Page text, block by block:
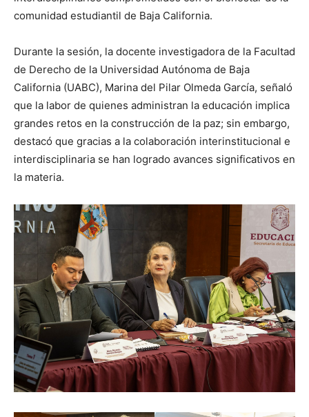
comunidad estudiantil de Baja California.
Durante la sesión, la docente investigadora de la Facultad
de Derecho de la Universidad Autónoma de Baja
California (UABC), Marina del Pilar Olmeda García, señaló
que la labor de quienes administran la educación implica
grandes retos en la construcción de la paz; sin embargo,
destacó que gracias a la colaboración interinstitucional e
interdisciplinaria se han logrado avances significativos en
la materia.